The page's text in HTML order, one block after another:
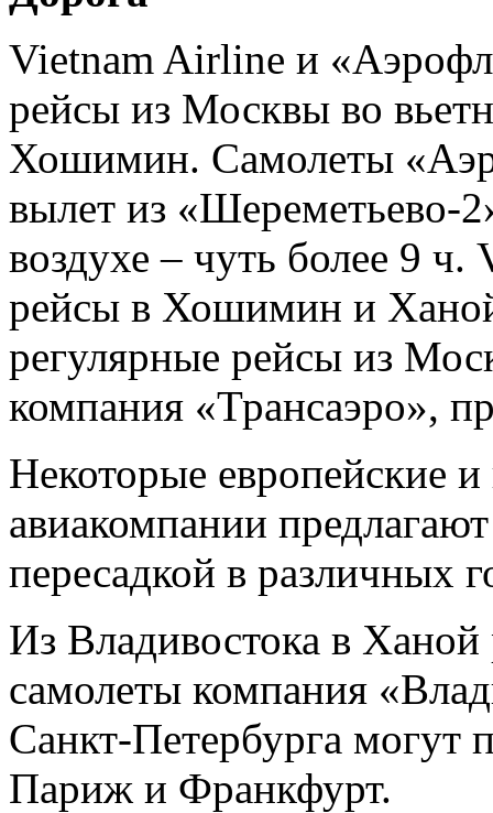
Vietnam Airline и
рейсы из Москвы во
Хошимин. Самолеты
вылет из «Шереметьево-
воздухе – чуть более 9
рейсы в Хошимин и
регулярные рейсы из
компания «Трансаэро»,
Некоторые европейские и
авиакомпании
пересадкой в различных
Из Владивостока в Ханой
самолеты компания
Санкт-Петербурга могут
Париж и Франкфурт.